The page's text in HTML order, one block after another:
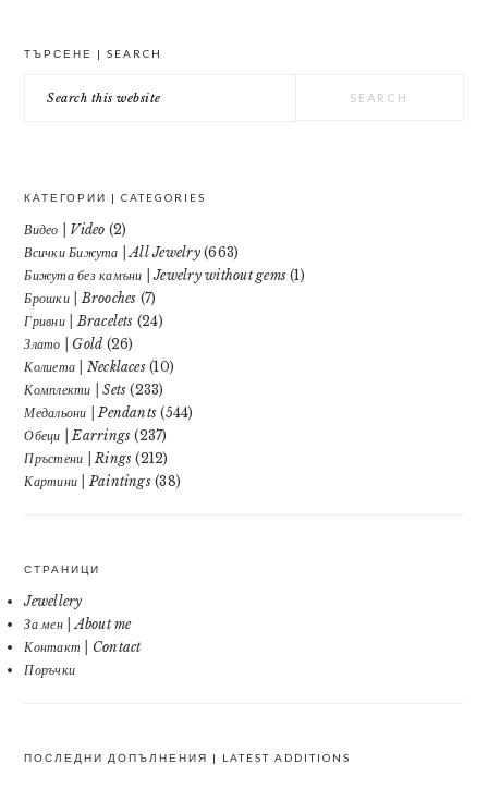
ТЪРСЕНЕ | SEARCH
this
КАТЕГОРИИ | CATEGORIES
Видео | Video (2)
Всички Бижута | All Jewelry(663)
Бижута без камъни | Jewelry without gems (1)
Брошки | Brooches (7)
Гривни | Bracelets (24)
Злато | Gold (26)
Колиета | Necklaces(10)
Комплекти | Sets (233)
Медальони | Pendants (544)
Обеци | Earrings (237)
Пръстени | Rings (212)
Картини | Paintings(38)
СТРАНИЦИ
Jewellery
За мен | About me
Контакт | Contact
Поръчки
ПОСЛЕДНИ ДОПЪЛНЕНИЯ | LATEST ADDITIONS